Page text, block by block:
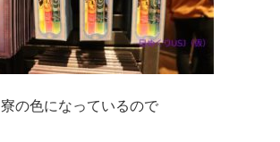
寮の色になっているので